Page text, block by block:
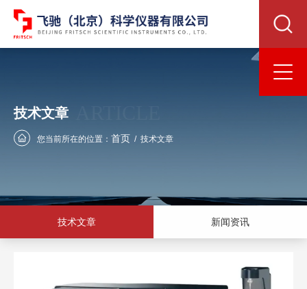
技术文章
您当前所在的位置： 首页 / 技术文章
技术文章 新闻资讯